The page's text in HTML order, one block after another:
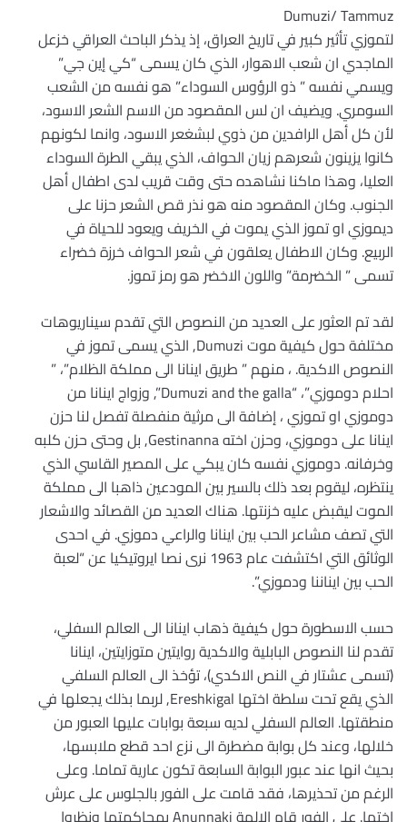
Dumuzi/ Tammuz
لتموزي تأثير كبير في تاريخ العراق، إذ يذكر الباحث العراقي خزعل
الماجدي ان شعب الاهوار، الذي كان يسمى “كي إين جي”
ويسمي نفسه ” ذو الرؤوس السوداء” هو نفسه من الشعب
السومري. ويضيف ان لس المقصود من الاسم الشعر الاسود،
لأن كل أهل الرافدين من ذوي لبشغعر الاسود، وانما لكونهم
كانوا يزينون شعرهم زيان الحواف، الذي يبقي الطرة السوداء
العليا، وهذا ماكنا نشاهده حتى وقت قريب لدى اطفال أهل
الجنوب. وكان المقصود منه هو نذر قص الشعر حزنا على
ديموزي او تموز الذي يموت في الخريف ويعود للحياة في
الربيع. وكان الاطفال يعلقون في شعر الحواف خرزة خضراء
تسمى ” الخضرمة” واللون الاخضر هو رمز تموز.
لقد تم العثور على العديد من النصوص التي تقدم سيناريوهات
مختلفة حول كيفية موت Dumuzi, الذي يسمى تموز في
النصوص الاكدية. ، منهم ” طريق اينانا الى مملكة الظلام”، ”
احلام دوموزي”، “Dumuzi and the galla”, وزواج اينانا من
دوموزي او تموزي ، إضافة الى مرثية منفصلة تفصل لنا حزن
اينانا على دوموزي، وحزن اخته Gestinanna, بل وحتى حزن كلبه
وخرفانه. دوموزي نفسه كان يبكي على المصير القاسي الذي
ينتظره، ليقوم بعد ذلك بالسير بين المودعين ذاهبا الى مملكة
الموت ليقبض عليه خزنتها. هناك العديد من القصائد والاشعار
التي تصف مشاعر الحب بين اينانا والراعي دموزي. في احدى
الوثائق التي اكتشفت عام 1963 نرى نصا ايروتيكيا عن “لعبة
الحب بين ايناننا ودموزي”.
حسب الاسطورة حول كيفية ذهاب اينانا الى العالم السفلي،
تقدم لنا النصوص البابلية والاكدية روايتين متوزايتين، اينانا
(تسمى عشتار في النص الاكدي)، تؤخذ الى العالم السلفي
الذي يقع تحت سلطة اختها Ereshkigal, لربما بذلك يجعلها في
منطقتها. العالم السفلي لديه سبعة بوابات عليها العبور من
خلالها، وعند كل بوابة مضطرة الى نزع احد قطع ملابسها،
بحيث انها عند عبور البوابة السابعة تكون عارية تماما. وعلى
الرغم من تحذيرها، فقد قامت على الفور بالجلوس على عرش
اختها. على الفور قام الالهة Anunnaki بمحاكمتها ونظروا